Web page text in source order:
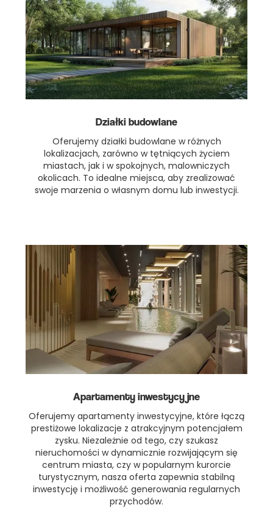
Działki budowlane
Oferujemy działki budowlane w różnych
lokalizacjach, zarówno w tętniących życiem
miastach, jak i w spokojnych, malowniczych
okolicach. To idealne miejsca, aby zrealizować
swoje marzenia o własnym domu lub inwestycji.
Apartamenty inwestycyjne
Oferujemy apartamenty inwestycyjne, które łączą
prestiżowe lokalizacje z atrakcyjnym potencjałem
zysku. Niezależnie od tego, czy szukasz
nieruchomości w dynamicznie rozwijającym się
centrum miasta, czy w popularnym kurorcie
turystycznym, nasza oferta zapewnia stabilną
inwestycję i możliwość generowania regularnych
przychodów.